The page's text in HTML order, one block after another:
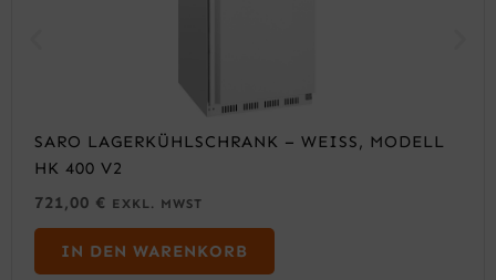
SARO LAGERKÜHLSCHRANK – WEISS, MODELL H
K 400 V2
721,00 € EXKL. MWST
IN DEN WARENKORB